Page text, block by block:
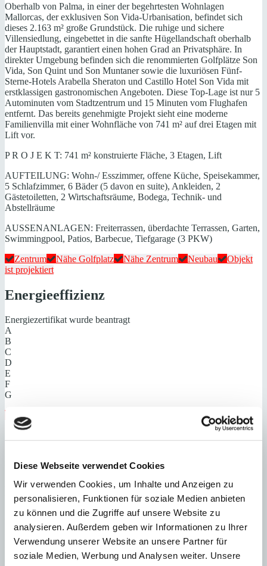
Diese Webseite verwendet Cookies
Wir verwenden Cookies, um Inhalte und Anzeigen zu
personalisieren, Funktionen für soziale Medien anbieten
zu können und die Zugriffe auf unsere Website zu
analysieren. Außerdem geben wir Informationen zu Ihrer
Verwendung unserer Website an unsere Partner für
soziale Medien, Werbung und Analysen weiter. Unsere
Oberhalb von Palma, in einer der begehrtesten Wohnlagen
Mallorcas, der exklusiven Son Vida-Urbanisation, befindet sich
dieses 2.163 m² große Grundstück. Die ruhige und sichere
Villensiedlung, eingebettet in die sanfte Hügellandschaft oberhalb
der Hauptstadt, garantiert einen hohen Grad an Privatsphäre. In
direkter Umgebung befinden sich die renommierten Golfplätze Son
Vida, Son Quint und Son Muntaner sowie die luxuriösen Fünf-
Sterne-Hotels Arabella Sheraton und Castillo Hotel Son Vida mit
erstklassigen gastronomischen Angeboten. Diese Top-Lage ist nur 5
Autominuten vom Stadtzentrum und 15 Minuten vom Flughafen
entfernt. Das bereits genehmigte Projekt sieht eine moderne
Familienvilla mit einer Wohnfläche von 741 m² auf drei Etagen mit
Lift vor.
P R O J E K T: 741 m² konstruierte Fläche, 3 Etagen, Lift
AUFTEILUNG: Wohn-/ Esszimmer, offene Küche, Speisekammer,
5 Schlafzimmer, 6 Bäder (5 davon en suite), Ankleiden, 2
Gästetoiletten, 2 Wirtschaftsräume, Bodega, Technik- und
Abstellräume
AUSSENANLAGEN: Freiterrassen, überdachte Terrassen, Garten,
Swimmingpool, Patios, Barbecue, Tiefgarage (3 PKW)
Zentrum
Nähe Golfplatz Nähe Zentrum Neubau
Objekt
ist projektiert
Energieeffizienz
Energiezertifikat wurde beantragt
A
B
C
D
E
F
G
Steuern beim Immobilienkauf auf Mallorca!
Zuständiges Büro
OFICINA PALMA & SON VIDA | Dustin Wolff
Haftungs- und Courtageklausel
Alle Angaben basieren auf Informationen und Daten, die uns vom
Verkäufer/Auftraggeber zur Verfügung gestellt wurden. Minkner &
Partner übernimmt keinerlei Garantie für Vollständigkeit, Richtigkeit
und Aktualität der Angaben und Legalität der Immobilie. Die
angegebenen Preise enthalten nicht die vom Käufer zu tragenden